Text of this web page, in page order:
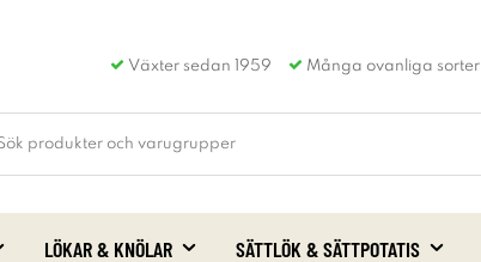
Växter sedan 1959 Många ovanliga sorter
LÖKAR & KNÖLAR SÄTTLÖK & SÄTTPOTATIS